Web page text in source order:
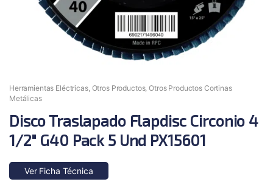
Herramientas Eléctricas, Otros Productos,Otros Productos Cortinas
Metálicas
Disco Traslapado Flapdisc Circonio 4
1/2″ G40 Pack 5 Und PX15601
Ver Ficha Técnica